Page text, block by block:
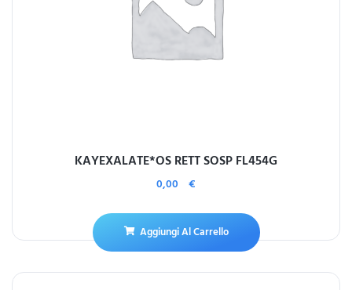
KAYEXALATE*OS RETT SOSP FL454G
0,00 €
Aggiungi Al Carrello